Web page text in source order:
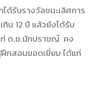
ด้รับรางวัลชนะเลิศการ
น 12 ปี แล้วยังได้รับ
ก่ ด.ช.นักปราชญ์ คง
ฝึกสอนยอดเยี่ยม ได้แก่